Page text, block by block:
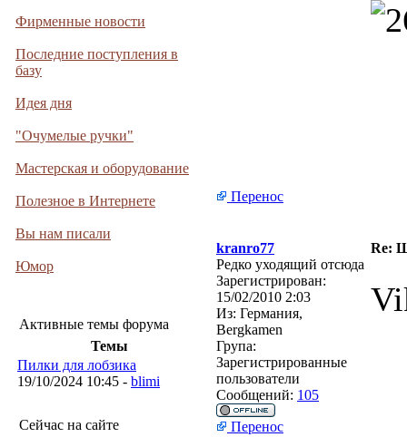
Фирменные новости
Последние поступления в
базу
Идея дня
"Очумелые ручки"
Мастерская и оборудование
Полезное в Интернете
Вы нам писали
Юмор
Активные темы форума
Темы
Пилки для лобзика
19/10/2024 10:45 - blimi
Сейчас на сайте
Перенос
kranro77
Re:
Редко уходящий отсюда
Зарегистрирован:
15/02/2010 2:03
Из: Германия,
Bergkamen
Група:
Зарегистрированные
пользователи
Сообщений: 105
Перенос